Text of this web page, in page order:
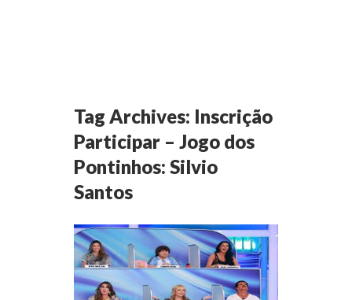
Tag Archives: Inscrição
Participar – Jogo dos
Pontinhos: Silvio
Santos